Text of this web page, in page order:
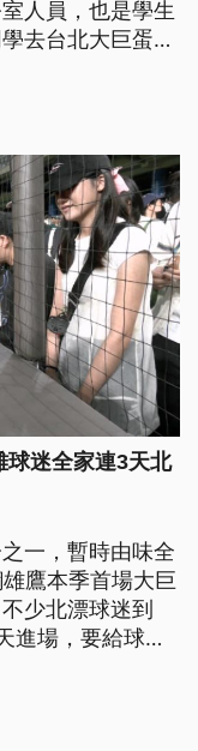
人員，也是學生
去台北大巨蛋，
員的教育訓練不
球迷全家連3天北
一，暫時由味全
鷹本季首場大巨
少北漂球迷到
進場，要給球隊